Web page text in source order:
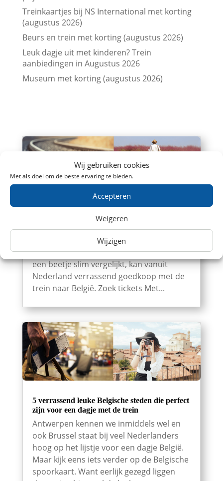
Wij gebruiken cookies
Met als doel om de beste ervaring te bieden.
Accepteren
Weigeren
Wijzigen
Treinkaartjes bij NS International met korting
(augustus 2026)
Beurs en trein met korting (augustus 2026)
Leuk dagje uit met kinderen? Trein
aanbiedingen in Augustus 2026
Museum met korting (augustus 2026)
Goedkoop met de trein naar België: 7
topbestemmingen verrassend voordelig
Even een dagje naar België? Of spontaan
een hotel boeken en er een weekend van
maken? Daar hoef je echt geen groot
reisbudget voor te hebben. Wie de prijzen
een beetje slim vergelijkt, kan vanuit
Nederland verrassend goedkoop met de
trein naar België. Zoek tickets Met...
5 verrassend leuke Belgische steden die perfect
zijn voor een dagje met de trein
Antwerpen kennen we inmiddels wel en
ook Brussel staat bij veel Nederlanders
hoog op het lijstje voor een dagje België.
Maar kijk eens iets verder op de Belgische
spoorkaart. Want eerlijk gezegd liggen